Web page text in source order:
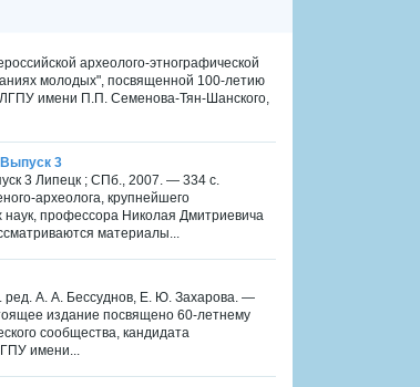
археолого-этнографической
молодых", посвященной 100-летию
имени П.П. Семенова-Тян-Шанского,
Выпуск 3
3 Липецк ; СПб., 2007. — 334 с.
археолога, крупнейшего
наук, профессора Николая Дмитриевича
материалы...
ред. А. А. Бессуднов, Е. Ю. Захарова. —
издание посвящено 60-летнему
сообщества, кандидата
имени...